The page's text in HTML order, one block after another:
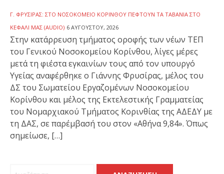
Γ. ΦΡΥΣΊΡΑΣ: ΣΤΟ ΝΟΣΟΚΟΜΕΊΟ ΚΟΡΊΝΘΟΥ ΠΈΦΤΟΥΝ ΤΑ ΤΑΒΆΝΙΑ ΣΤΟ
ΚΕΦΆΛΙ ΜΑΣ (AUDIO) 6 ΑΥΓΟΎΣΤΟΥ, 2026
Στην κατάρρευση τμήματος οροφής των νέων ΤΕΠ
του Γενικού Νοσοκομείου Κορίνθου, λίγες μέρες
μετά τη φιέστα εγκαινίων τους από τον υπουργό
Υγείας αναφέρθηκε ο Γιάννης Φρυσίρας, μέλος του
ΔΣ του Σωματείου Εργαζομένων Νοσοκομείου
Κορίνθου και μέλος της Εκτελεστικής Γραμματείας
του Νομαρχιακού Τμήματος Κορινθίας της ΑΔΕΔΥ με
τη ΔΑΣ, σε παρέμβασή του στον «Αθήνα 9,84». Όπως
σημείωσε, […]
Αναζήτηση για: